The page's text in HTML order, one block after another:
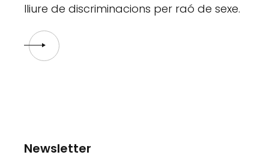
lliure de discriminacions per raó de sexe.
Newsletter